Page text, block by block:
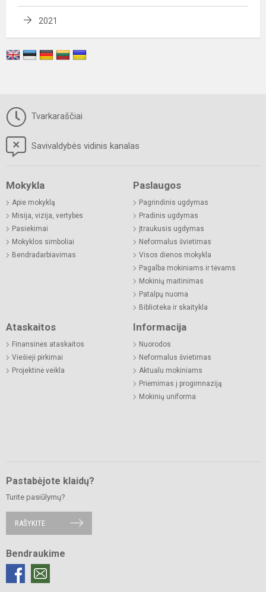
2021
Tvarkaraščiai
Savivaldybės vidinis kanalas
Mokykla
Apie mokyklą
Misija, vizija, vertybės
Pasiekimai
Mokyklos simboliai
Bendradarbiavimas
Paslaugos
Pagrindinis ugdymas
Pradinis ugdymas
Įtraukusis ugdymas
Neformalus švietimas
Visos dienos mokykla
Pagalba mokiniams ir tėvams
Mokinių maitinimas
Patalpų nuoma
Biblioteka ir skaitykla
Ataskaitos
Finansinės ataskaitos
Viešieji pirkimai
Projektinė veikla
Informacija
Nuorodos
Neformalus švietimas
Aktualu mokiniams
Priėmimas į progimnaziją
Mokinių uniforma
Pastabėjote klaidų?
Turite pasiūlymų?
RAŠYKITE
Bendraukime